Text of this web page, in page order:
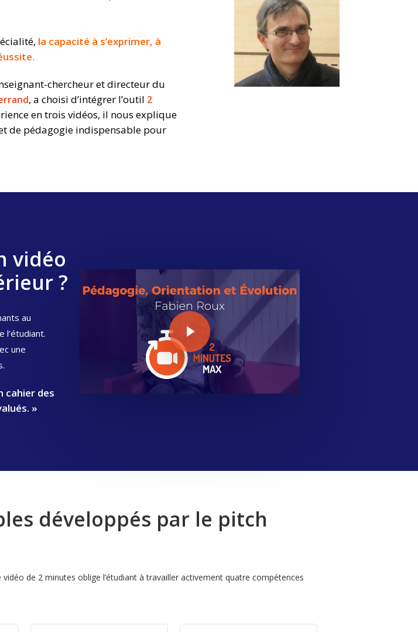
la capacité à s’exprimer, à
chercheur et directeur du
, a choisi d’intégrer l’outil 2
en trois vidéos, il nous explique
de pédagogie indispensable pour
vidéo
?
au
l’étudiant.
une
cahier des
»
Play Video
développés par le pitch
vidéo de 2 minutes oblige l’étudiant à travailler activement quatre compétences